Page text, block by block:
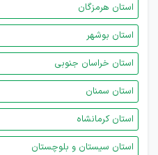
استان هرمزگان
استان بوشهر
استان خراسان جنوبی
استان سمنان
استان کرمانشاه
استان سیستان و بلوچستان